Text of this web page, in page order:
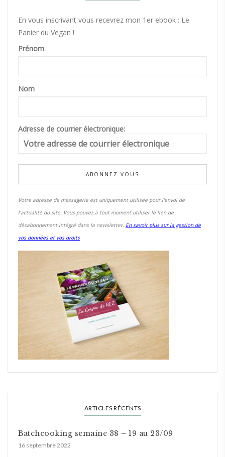
En vous inscrivant vous recevrez mon 1er ebook : Le
Panier du Vegan !
Prénom
Nom
Adresse de courrier électronique:
Votre adresse de messagerie est uniquement utilisée pour l'envoi de
l'actualité du site. Vous pouvez à tout moment utiliser le lien de
désabonnement intégré dans la newsletter. En savoir plus sur la gestion de
vos données et vos droits
ARTICLES RÉCENTS
Batchcooking semaine 38 – 19 au 23/09
16 septembre 2022